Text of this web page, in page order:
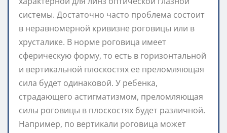
системы. Достаточно часто проблема состоит
в неравномерной кривизне роговицы или в
хрусталике. В норме роговица имеет
сферическую форму, то есть в горизонтальной
и вертикальной плоскостях ее преломляющая
сила будет одинаковой. У ребенка,
страдающего астигматизмом, преломляющая
силы роговицы в плоскостях будет различной.
Например, по вертикали роговица может